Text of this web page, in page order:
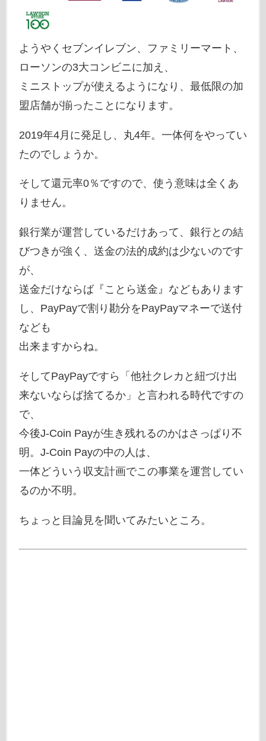
ようやくセブンイレブン、ファミリーマート、
ローソンの3大コンビニに加え、
ミニストップが使えるようになり、最低限の加
盟店舗が揃ったことになります。
2019年4月に発足し、丸4年。一体何をやってい
たのでしょうか。
そして還元率0％ですので、使う意味は全くあ
りません。
銀行業が運営しているだけあって、銀行との結
びつきが強く、送金の法的成約は少ないのです
が、
送金だけならば『ことら送金』などもあります
し、PayPayで割り勘分をPayPayマネーで送付
なども
出来ますからね。
そしてPayPayですら「他社クレカと紐づけ出
来ないならば捨てるか」と言われる時代ですの
で、
今後J-Coin Payが生き残れるのかはさっぱり不
明。J-Coin Payの中の人は、
一体どういう収支計画でこの事業を運営してい
るのか不明。
ちょっと目論見を聞いてみたいところ。